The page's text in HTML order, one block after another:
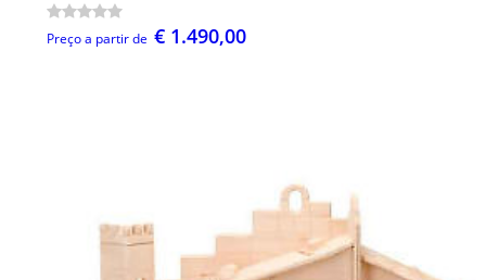
Preço a partir de € 1.490,00